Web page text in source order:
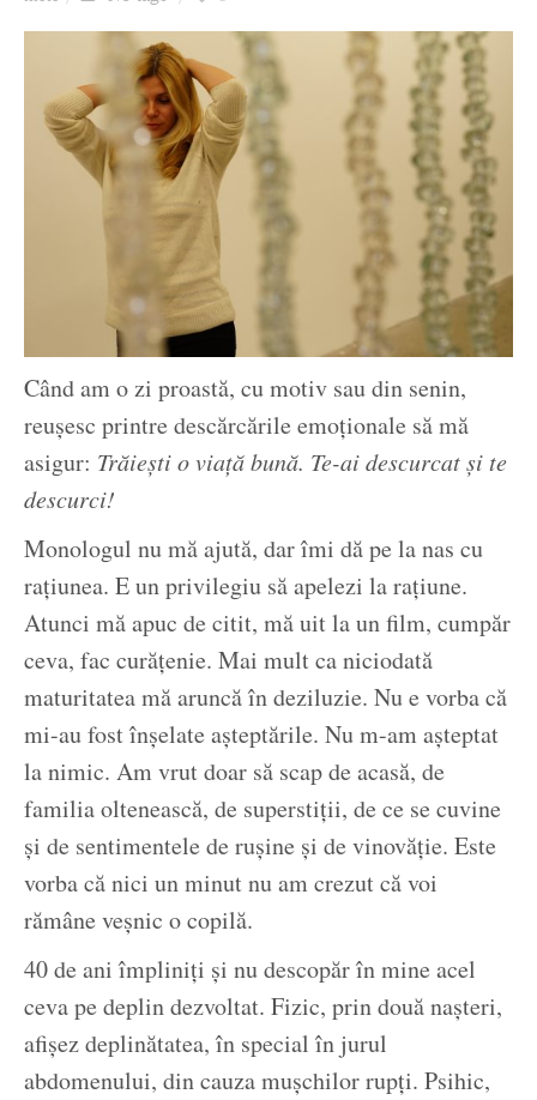
Ziua culorii
Când am o zi proastă, cu motiv sau din senin,
reușesc printre descărcările emoționale să mă
asigur: Trăiești o viață bună. Te-ai descurcat și te
descurci!
Monologul nu mă ajută, dar îmi dă pe la nas cu
rațiunea. E un privilegiu să apelezi la rațiune.
Atunci mă apuc de citit, mă uit la un film, cumpăr
ceva, fac curățenie. Mai mult ca niciodată
maturitatea mă aruncă în deziluzie. Nu e vorba că
mi-au fost înșelate așteptările. Nu m-am așteptat
la nimic. Am vrut doar să scap de acasă, de
familia oltenească, de superstiții, de ce se cuvine
și de sentimentele de rușine și de vinovăție. Este
vorba că nici un minut nu am crezut că voi
rămâne veșnic o copilă.
40 de ani împliniți și nu descopăr în mine acel
ceva pe deplin dezvoltat. Fizic, prin două nașteri,
afișez deplinătatea, în special în jurul
abdomenului, din cauza mușchilor rupți. Psihic,